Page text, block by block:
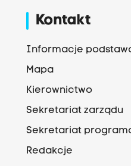
Kontakt
Informacje
Mapa
Kierownictwo
Sekretariat zarządu
Sekretariat
Redakcje